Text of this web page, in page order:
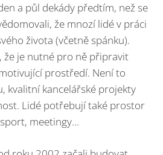
a půl dekády předtím, než se
že mnozí lidé v práci
života (včetně spánku).
že je nutné pro ně připravit
prostředí. Není to
kvalitní kancelářské projekty
Lidé potřebují také prostor
meetingy…